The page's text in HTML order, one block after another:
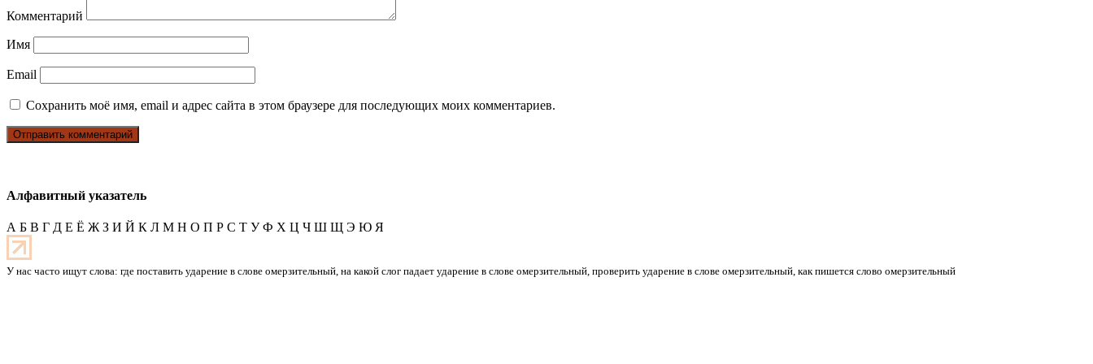
Комментарий
Имя
Email
Сохранить моё имя, email и адрес сайта в этом браузере для последующих моих комментариев.
Алфавитный указатель
А Б В Г Д Е Ё Ж З И Й К Л М Н О П Р С Т У Ф Х Ц Ч Ш Щ Э Ю Я
У нас часто ищут слова: где поставить ударение в слове омерзительный, на какой слог падает ударение в слове омерзительный, проверить ударение в слове омерзительный, как пишется слово омерзительный